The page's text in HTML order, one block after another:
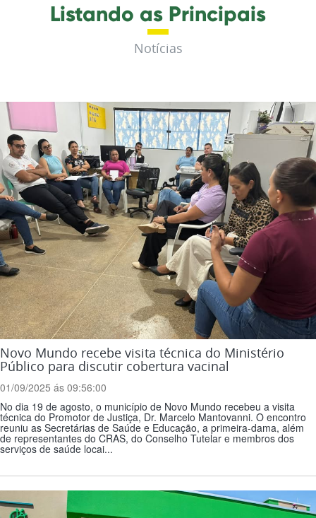
Listando as Principais
Notícias
Novo Mundo recebe visita técnica do Ministério
Público para discutir cobertura vacinal
01/09/2025 ás 09:56:00
No dia 19 de agosto, o município de Novo Mundo recebeu a visita
técnica do Promotor de Justiça, Dr. Marcelo Mantovanni. O encontro
reuniu as Secretárias de Saúde e Educação, a primeira-dama, além
de representantes do CRAS, do Conselho Tutelar e membros dos
serviços de saúde locai...